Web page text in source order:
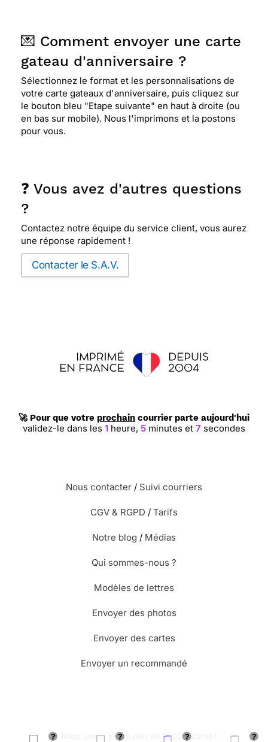
💌 Comment envoyer une carte
gateau d'anniversaire ?
Sélectionnez le format et les personnalisations de
votre carte gateaux d'anniversaire, puis cliquez sur
le bouton bleu "Etape suivante" en haut à droite (ou
en bas sur mobile). Nous l'imprimons et la postons
pour vous.
❓ Vous avez d'autres questions
?
Contactez notre équipe du service client, vous aurez
une réponse rapidement !
Contacter le S.A.V.
🚀 Pour que votre prochain courrier parte aujourd'hui
validez-le dans les 1heure, 5minutes et 6 secondes
Nous contacter / Suivi courriers
CGV & RGPD / Tarifs
Notre blog / Médias
Qui sommes-nous ?
Modèles de lettres
Envoyer des photos
Envoyer des cartes
Envoyer un recommandé
🌳 Nous avons planté plus de 13.000 arbres !